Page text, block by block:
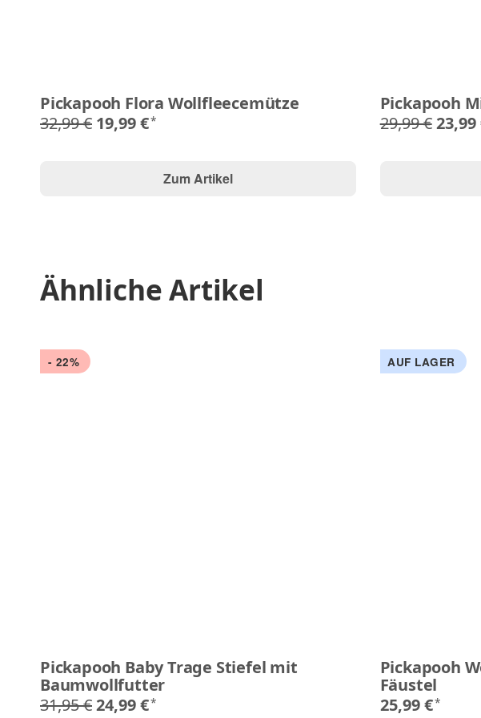
Pickapooh Flora Wollfleecemütze
32,99 € 19,99 €*
Zum Artikel
Pickapooh
29,99 €
Ähnliche Artikel
- 22%
Pickapooh Baby Trage Stiefel mit
Baumwollfutter
31,95 €24,99 €*
AUF LAGER
Pickapooh
Fäustel
25,99 €*